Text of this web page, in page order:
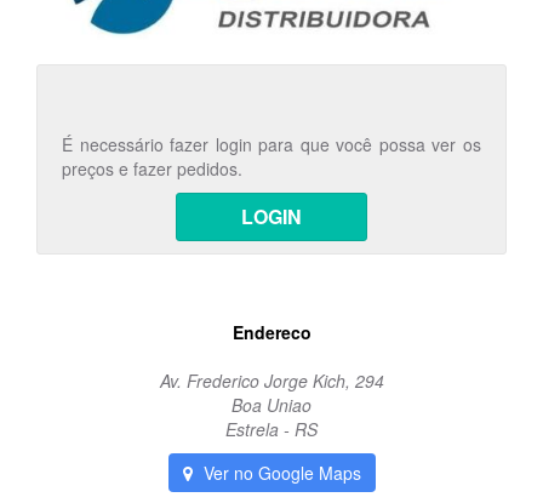
É necessário fazer login para que você possa ver os
preços e fazer pedidos.
LOGIN
Endereco
Av. Frederico Jorge Kich, 294
Boa Uniao
Estrela - RS
Ver no Google Maps